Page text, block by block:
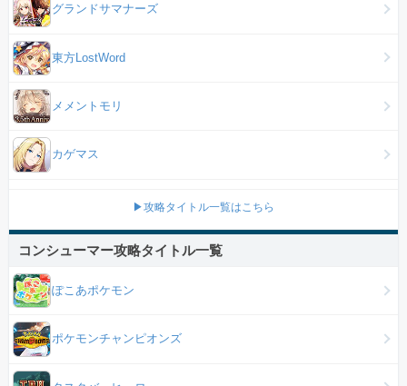
グランドサマナーズ
東方LostWord
メメントモリ
カゲマス
▶攻略タイトル一覧はこちら
コンシューマー攻略タイトル一覧
ぽこあポケモン
ポケモンチャンピオンズ